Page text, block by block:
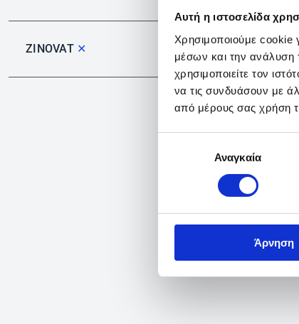
Αυτή η ιστοσελίδα
Χρησιμοποιούμε cookie
μέσων και την ανάλυση
χρησιμοποιείτε τον
να τις συνδυάσουν με
από μέρους σας χρήση
συγκατάθεσηςΑναγκαία
Άρνηση
ZINOVAT ✕